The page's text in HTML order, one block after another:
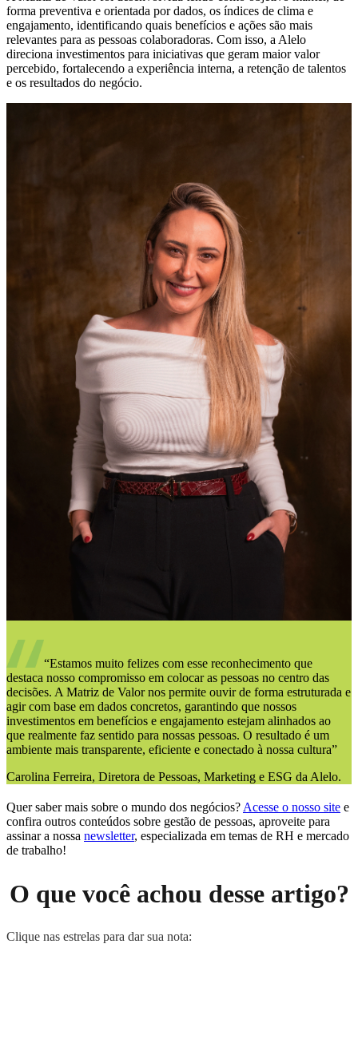
forma preventiva e orientada por dados, os índices de clima e
engajamento, identificando quais benefícios e ações são mais
relevantes para as pessoas colaboradoras. Com isso, a Alelo
direciona investimentos para iniciativas que geram maior valor
percebido, fortalecendo a experiência interna, a retenção de talentos
e os resultados do negócio.
“Estamos muito felizes com esse reconhecimento que
destaca nosso compromisso em colocar as pessoas no centro das
decisões. A Matriz de Valor nos permite ouvir de forma estruturada e
agir com base em dados concretos, garantindo que nossos
investimentos em benefícios e engajamento estejam alinhados ao
que realmente faz sentido para nossas pessoas. O resultado é um
ambiente mais transparente, eficiente e conectado à nossa cultura”
Carolina Ferreira, Diretora de Pessoas, Marketing e ESG da Alelo.
Quer saber mais sobre o mundo dos negócios? Acesse o nosso site e
confira outros conteúdos sobre gestão de pessoas, aproveite para
assinar a nossa newsletter, especializada em temas de RH e mercado
de trabalho!
O que você achou desse artigo?
Clique nas estrelas para dar sua nota: